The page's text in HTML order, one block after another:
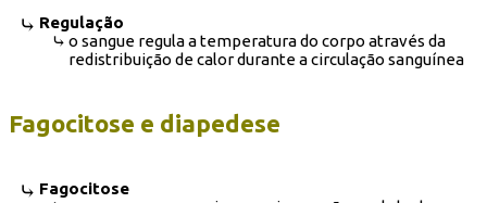
Regulação
o sangue regula a temperatura do corpo através da
redistribuição de calor durante a circulação sanguínea
Fagocitose e diapedese
Fagocitose